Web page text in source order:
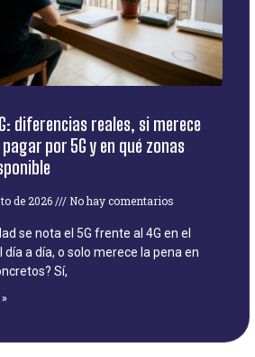
diferencias reales, si merece
pagar por 5G y en qué zonas
de 2026 No hay comentarios
se nota el 5G frente al 4G en el
día a día, o solo merece la pena en
Sí,